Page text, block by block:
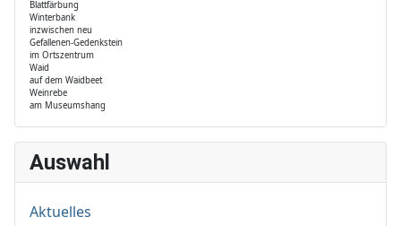
Blattfärbung
Winterbank
inzwischen neu
Gefallenen-Gedenkstein
im Ortszentrum
Waid
auf dem Waidbeet
Weinrebe
am Museumshang
Auswahl
Aktuelles